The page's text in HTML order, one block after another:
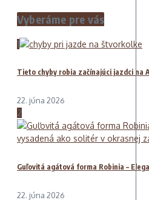
Vyberáme pre vás
1
Tieto chyby robia začínajúci jazdci na
22. júna 2026
2
Guľovitá agátová forma Robinia –
22. júna 2026